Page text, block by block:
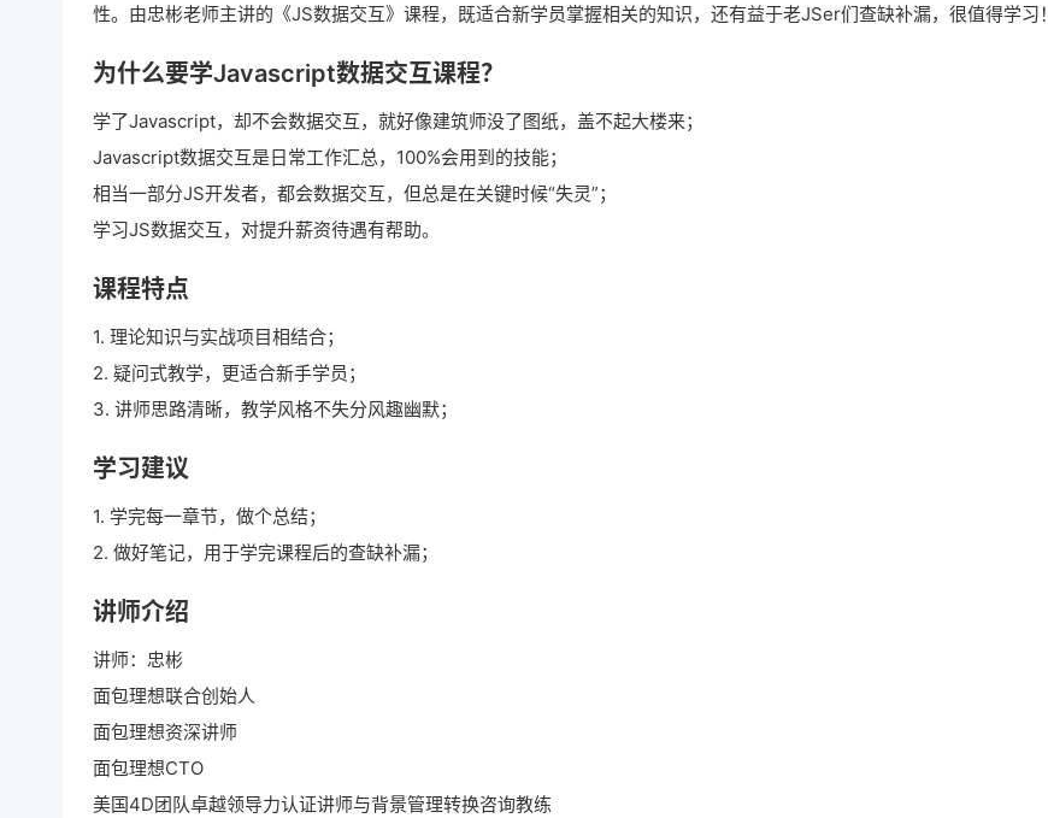
性。由忠彬老师主讲的《JS数据交互》课程，既适合新学员掌握相关的知识，还有益于老JSer们查缺补漏，很值得学习！
为什么要学Javascript数据交互课程？
学了Javascript，却不会数据交互，就好像建筑师没了图纸，盖不起大楼来；
Javascript数据交互是日常工作汇总，100%会用到的技能；
相当一部分JS开发者，都会数据交互，但总是在关键时候“失灵”；
学习JS数据交互，对提升薪资待遇有帮助。
课程特点
1. 理论知识与实战项目相结合；
2. 疑问式教学，更适合新手学员；
3. 讲师思路清晰，教学风格不失分风趣幽默；
学习建议
1. 学完每一章节，做个总结；
2. 做好笔记，用于学完课程后的查缺补漏；
讲师介绍
讲师：忠彬
面包理想联合创始人
面包理想资深讲师
面包理想CTO
美国4D团队卓越领导力认证讲师与背景管理转换咨询教练